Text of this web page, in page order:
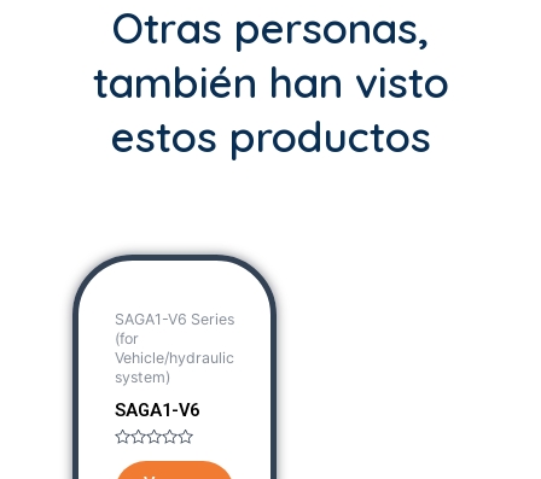
Otras personas,
también han visto
estos productos
SAGA1-V6 Series
(for
Vehicle/hydraulic
system)
SAGA1-V6
Rated
0